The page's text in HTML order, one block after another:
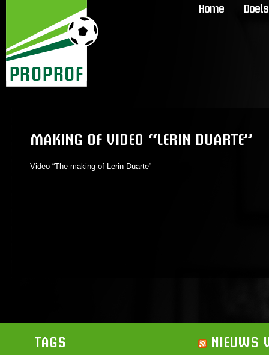
Home
MAKING OF VIDEO “LERIN DUARTE”
Video “The making of Lerin Duarte”
TAGS NIEUWS